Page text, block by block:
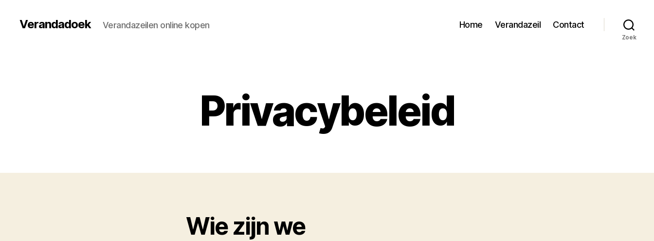
Verandadoek Verandazeilen online kopen Home Verandazeil Contact
Zoek
Privacybeleid
Wie zijn we